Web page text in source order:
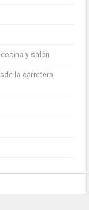
y salón
la carretera